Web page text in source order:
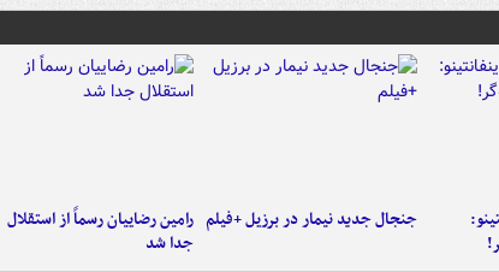
جنجال جدید نیمار در برزیل +فیلم رامین رضاییان رسماً از استقلال
جدا شد